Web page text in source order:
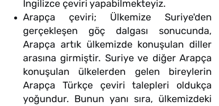
İngilizce çeviri yapabilmekteyiz.
Arapça çeviri; Ülkemize Suriye'den
gerçekleşen göç dalgası sonucunda,
Arapça artık ülkemizde konuşulan diller
arasına girmiştir. Suriye ve diğer Arapça
konuşulan ülkelerden gelen bireylerin
Arapça Türkçe çeviri talepleri oldukça
yoğundur. Bunun yanı sıra, ülkemizdeki